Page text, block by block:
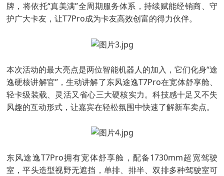
牌，将依托“真美满”全周期服务体系，持续赋能经销商、守
护广大卡友，让T7Pro成为卡友高效创富的得力伙伴。
本次活动的最大亮点是两位智能机器人的加入，它们化身“途
逸硬核讲解官”，生动讲解了东风途逸T7Pro在宽体舒享舱、
轻卡级装载、灵活又省心三大硬核实力。科技感十足又不失
风趣的互动形式，让嘉宾在轻松氛围中快速了解新车卖点。
东风途逸T7Pro拥有宽体舒享舱，配备1730mm超宽驾驶
室，平头造型视野无遮挡，单排、排半、双排多种驾驶室可